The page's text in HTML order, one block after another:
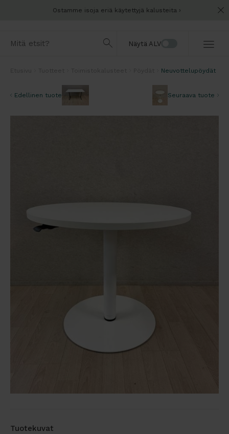
Ostamme isoja eriä käytettyjä kalusteita
Näytä ALV
Neuvottelupöydät
Edellinen tuote Seuraava tuote
Tuotekuvat